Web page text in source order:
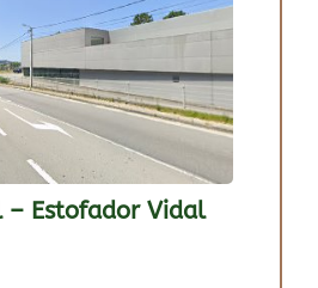
– Estofador Vidal